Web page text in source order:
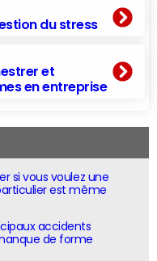
du stress
et
en entreprise
si vous voulez une
est même
accidents
de forme